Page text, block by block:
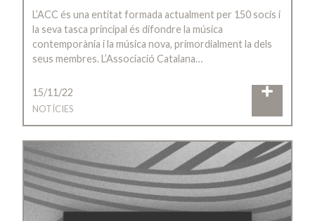
L’ACC és una entitat formada actualment per 150 socis i
la seva tasca principal és difondre la música
contemporània i la música nova, primordialment la dels
seus membres. L’Associació Catalana…
15/11/22
NOTÍCIES